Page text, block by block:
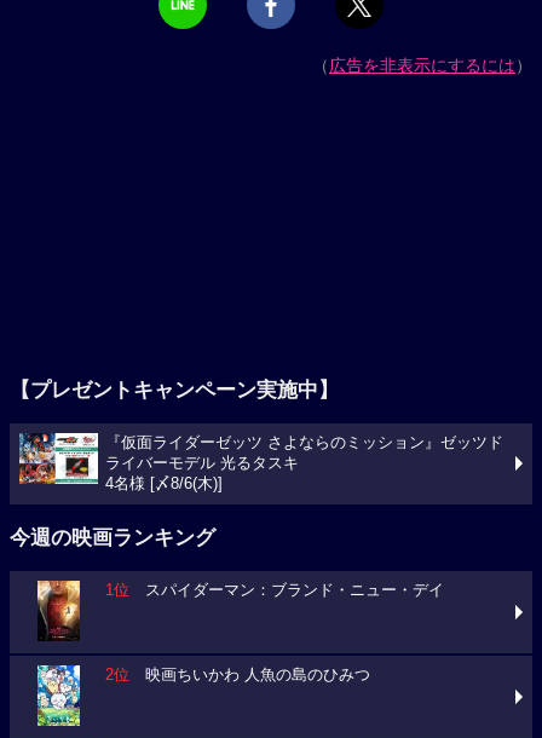
（広告を非表示にするには）
【プレゼントキャンペーン実施中】
『仮面ライダーゼッツ さよならのミッション』ゼッツド
ライバーモデル 光るタスキ
4名様 [〆8/6(木)]
今週の映画ランキング
1位 スパイダーマン：ブランド・ニュー・デイ
2位 映画ちいかわ 人魚の島のひみつ